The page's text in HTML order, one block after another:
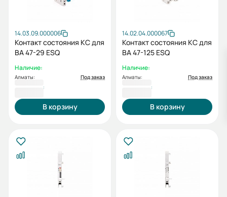
14.03.09.000006
Контакт состояния КС для
ВА 47-29 ESQ
Наличие:
Алматы: Под заказ
В корзину
14.02.04.000067
Контакт состояния КС для
ВА 47-125 ESQ
Наличие:
Алматы: Под заказ
В корзину